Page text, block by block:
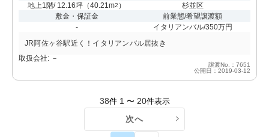
地上1階/ 12.16坪 （40.21m2 ）
杉並区
敷金・保証金
-
前業態/希望譲渡額
イタリアンバル/350万円
JR阿佐ヶ谷駅近く！イタリアンバル居抜き
取扱会社: －
譲渡No.：7651
公開日：2019-03-12
38件 1 〜 20件表示
次へ